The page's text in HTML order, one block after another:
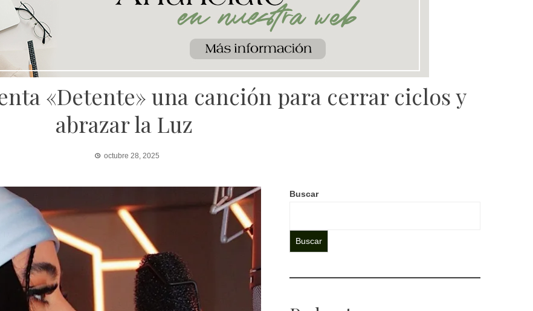
«Detente» una canción para cerrar ciclos y
abrazar la Luz
octubre 28, 2025
Buscar
Buscar